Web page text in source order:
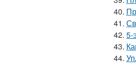
40.
41.
42. 5-
43.
44.